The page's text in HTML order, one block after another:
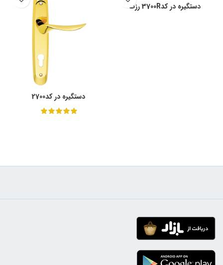
دستگیره در کد3700R رزت
دستگیره در کد2700